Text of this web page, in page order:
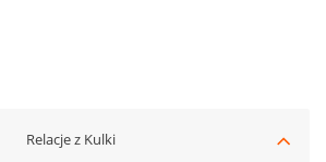
Relacje z Kulki